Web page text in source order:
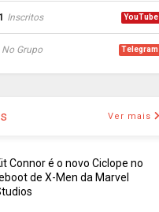
Inscritos YouTube
No Grupo Telegram
Ver mais
Connor é o novo Ciclope no
de X-Men da Marvel